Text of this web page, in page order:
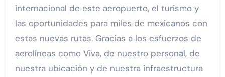
internacional de este aeropuerto, el turismo y
las oportunidades para miles de mexicanos con
estas nuevas rutas. Gracias a los esfuerzos de
aerolíneas como Viva, de nuestro personal, de
nuestra ubicación y de nuestra infraestructura